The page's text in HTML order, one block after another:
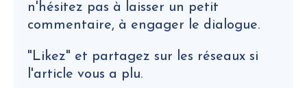
n'hésitez pas à laisser un petit
commentaire, à engager le dialogue.
"Likez" et partagez sur les réseaux si
l'article vous a plu.